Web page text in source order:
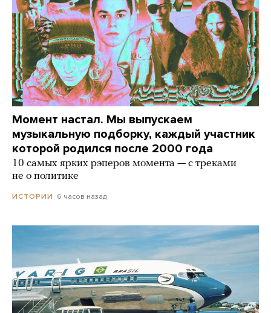
Момент настал. Мы выпускаем
музыкальную подборку, каждый участник
которой родился после 2000 года
10 самых ярких рэперов момента — с треками
не о политике
ИСТОРИИ 6 часов назад